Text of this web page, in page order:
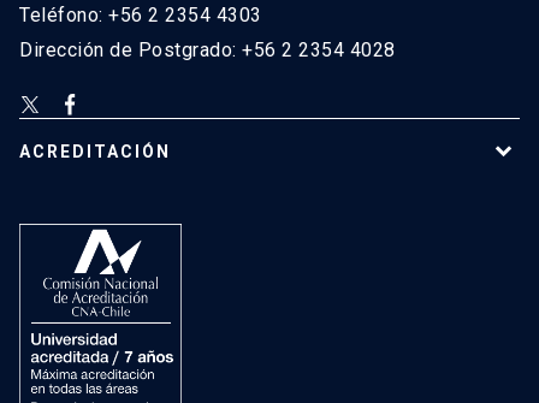
Teléfono: +56 2 2354 4303
Dirección de Postgrado: +56 2 2354 4028
ACREDITACIÓN